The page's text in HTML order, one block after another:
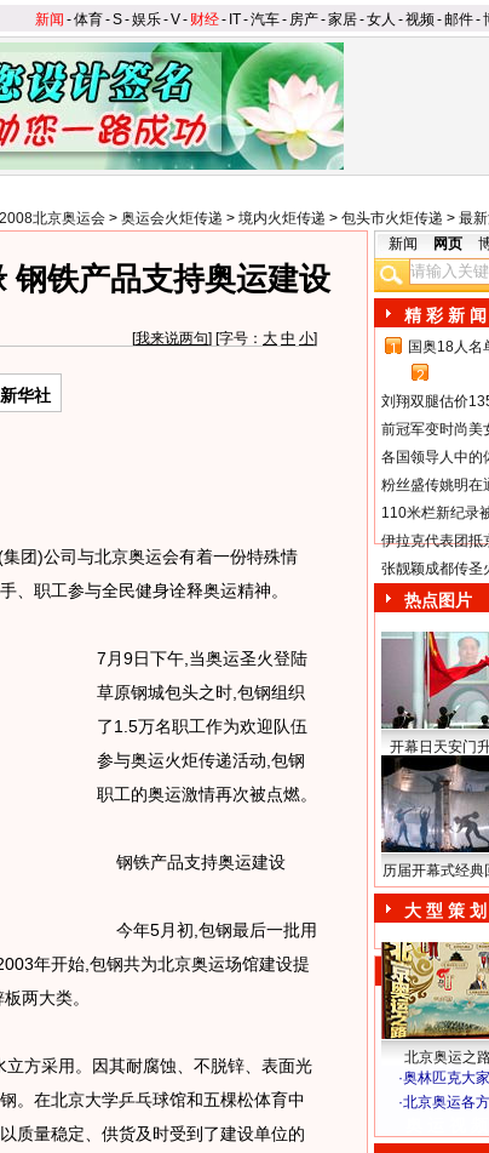
新闻 -体育-S-娱乐-V- 财经- IT-汽车- 房产-家居-女人 -视频-邮件-
北京奥运会 > 奥运会火炬传递 > 境内火炬传递 > 包头市火炬传递 > 最
钢铁产品支持奥运建设
[我来说两句] [字号： 大 中 小]
华社
)公司与北京奥运会有着一份特殊情
、职工参与全民健身诠释奥运精神。
7月9日下午,当奥运圣火登陆
草原钢城包头之时,包钢组织
了1.5万名职工作为欢迎队伍
参与奥运火炬传递活动,包钢
职工的奥运激情再次被点燃。
钢铁产品支持奥运建设
今年5月初,包钢最后一批用
年开始,包钢共为北京奥运场馆建设提
两大类。
方采用。因其耐腐蚀、不脱锌、表面光
。在北京大学乒乓球馆和五棵松体育中
质量稳定、供货及时受到了建设单位的
新闻 网页
精 彩 新 闻
1
国奥18人名
2
刘翔双腿估价
前冠军变时尚美
各国领导人中的
粉丝盛传姚明在
110米栏新纪录
伊拉克代表团抵
张靓颖成都传圣
热点图片
开幕日天安门
历届开幕式经典
大 型 策 划
北京奥运之
·奥林匹克大
·北京奥运各